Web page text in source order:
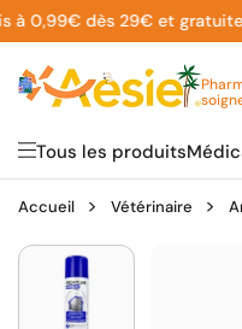
Aller
au
contenu
dès 29€ et gratuite dès
Tous les produits
Accueil Vétérinaire